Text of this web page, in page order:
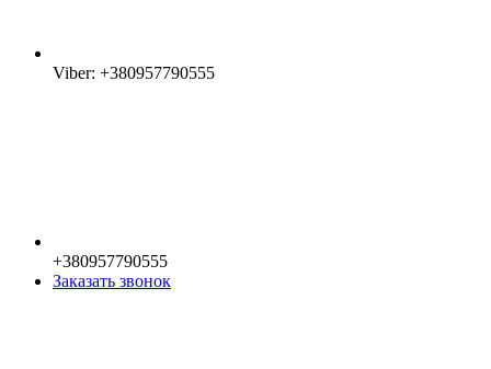
Viber: +380957790555
+380957790555
Заказать звонок